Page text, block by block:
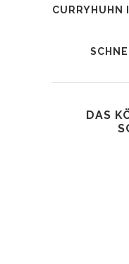
CURRYHUHN
DAS